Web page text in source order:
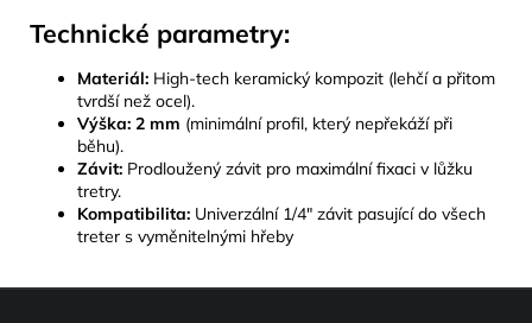
Technické parametry:
Materiál: High-tech keramický kompozit (lehčí a přitom
tvrdší než ocel).
Výška: 2 mm (minimální profil, který nepřekáží při
běhu).
Závit: Prodloužený závit pro maximální fixaci v lůžku
tretry.
Kompatibilita: Univerzální 1/4" závit pasující do všech
treter s vyměnitelnými hřeby